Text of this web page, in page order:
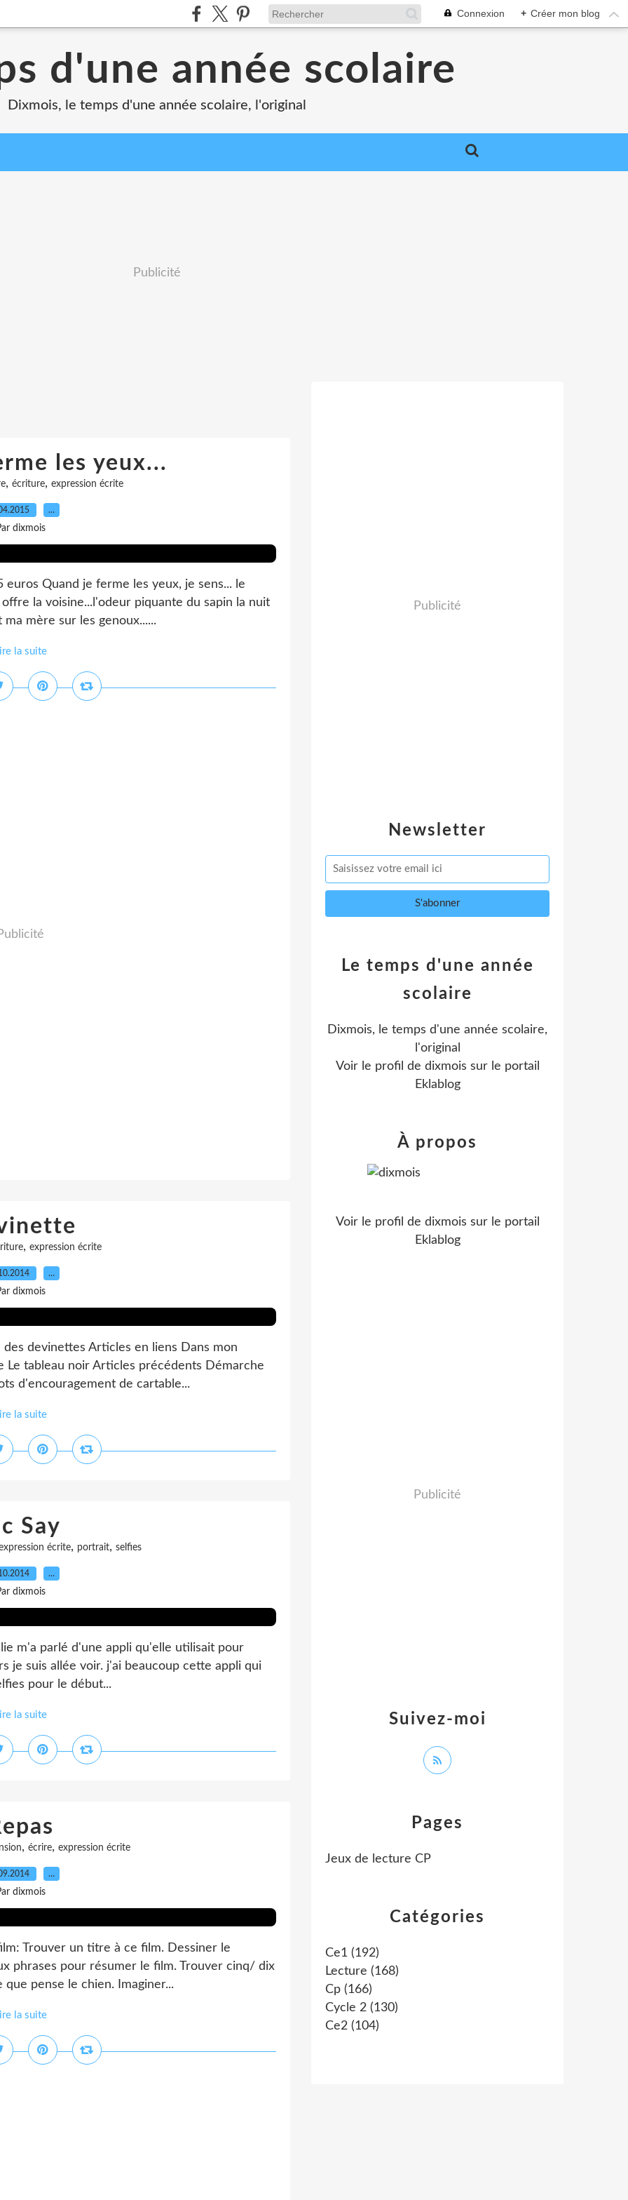
Connexion + Créer mon blog
d'une année scolaire
Dixmois, le temps d'une année scolaire, l'original
Publicité
les yeux...
, écriture, expression écrite
…
dixmois
Quand je ferme les yeux, je sens... le
la voisine...l'odeur piquante du sapin la nuit
mère sur les genoux......
la suite
, expression écrite
…
dixmois
devinettes Articles en liens Dans mon
Le tableau noir Articles précédents Démarche
d'encouragement de cartable...
la suite
Say
écrite, portrait, selfies
…
dixmois
m'a parlé d'une appli qu'elle utilisait pour
je suis allée voir. j'ai beaucoup cette appli qui
pour le début...
la suite
, écrire, expression écrite
…
dixmois
Trouver un titre à ce film. Dessiner le
phrases pour résumer le film. Trouver cinq/ dix
pense le chien. Imaginer...
la suite
Newsletter
Publicité
Catégories
Ce1 (192)
Lecture (168)
Cp (166)
Cycle 2 (130)
Ce2 (104)
Pages
Jeux de lecture CP
Le temps d'une année
scolaire
Dixmois, le temps d'une année scolaire,
l'original
Voir le profil de dixmois sur le portail
Eklablog
Suivez-moi
À propos
Voir le profil de dixmois sur le portail
Eklablog
Publicité